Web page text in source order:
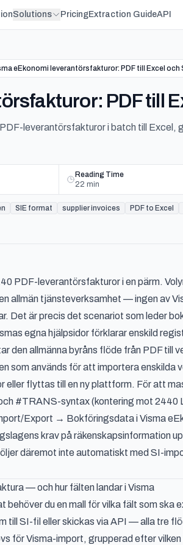
Solutions PricingExtraction GuideAPI
eEkonomi leverantörsfakturor: PDF till Excel och
PDF till
leverantörsfakturor i batch till Excel,
Reading Time
22 min
SIE format supplier invoices PDF to Excel
PDF-leverantörsfakturor i en pärm.
allmän tjänsteverksamhet — ingen av
Det är precis det scenariot som leder
egna hjälpsidor förklarar enskild
den allmänna byråns flöde från PDF till
som används för att importera enskilda
eller flyttas till en ny plattform. För att
#TRANS-syntax (kontering mot 2440
Export → Bokföringsdata i Visma
krav på räkenskapsinformation
däremot inte automatiskt med SI-
— och hur fälten landar i Visma
behöver du en mall för vilka fält som
till SI-fil eller skickas via API — alla tre
för Visma-import, grupperad efter